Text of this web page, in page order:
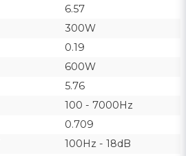
6.57
300W
0.19
600W
5.76
100 - 7000Hz
0.709
100Hz - 18dB